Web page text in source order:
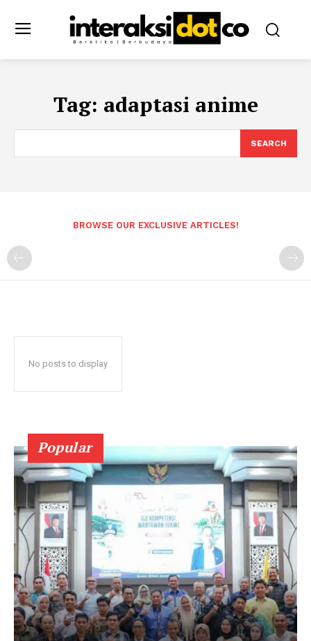
Tag: adaptasi anime
SEARCH
BROWSE OUR EXCLUSIVE ARTICLES!
No posts to display
Popular